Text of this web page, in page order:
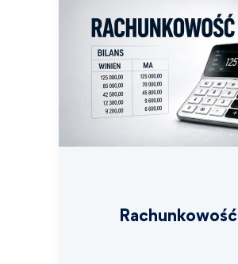
Rachunkowość